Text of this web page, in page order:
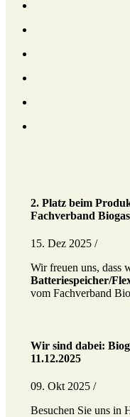
2. Platz beim
Fachverband
15. Dez 2025 /
Wir freuen uns, dass
Batteriespeicher/
vom Fachverband
Wir sind dabei:
11.12.2025
09. Okt 2025 /
Besuchen Sie uns in